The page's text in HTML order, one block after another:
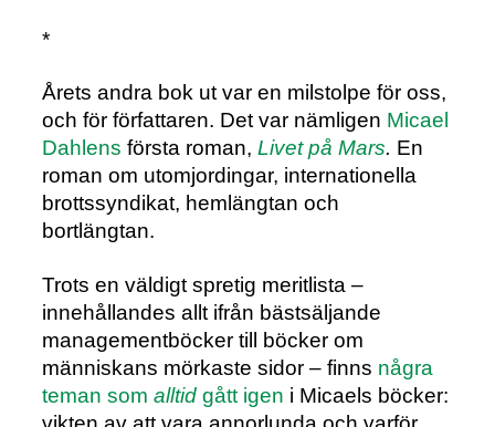
*
Årets andra bok ut var en milstolpe för oss,
och för författaren. Det var nämligen Micael
Dahlens första roman, Livet på Mars. En
roman om utomjordingar, internationella
brottssyndikat, hemlängtan och
bortlängtan.
Trots en väldigt spretig meritlista –
innehållandes allt ifrån bästsäljande
managementböcker till böcker om
människans mörkaste sidor – finns några
teman som alltid gått igen i Micaels böcker: